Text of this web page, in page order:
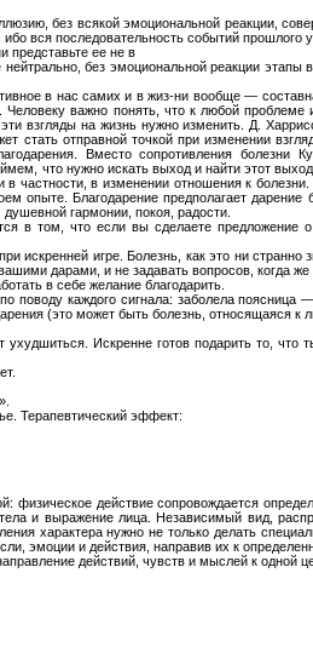
без всякой эмоциональной реакции,
вся последовательность событий прошлого
представьте ее не в
без эмоциональной реакции этапы
в нас самих и в жиз-ни вообще —
важно понять, что к любой
взгляды на жизнь нужно изменить. Д.
стать отправной точкой при изменении
Вместо сопротивления болезни
что нужно искать выход и найти этот
частности, в изменении отношения к
опыте. Благодарение предполагает
гармонии, покоя, радости.
в том, что если вы сделаете предложение
искренней игре. Болезнь, как это ни
дарами, и не задавать вопросов, когда же
в себе желание благодарить.
поводу каждого сигнала: заболела поясница
(это может быть болезнь, относящаяся к
Искренне готов подарить то,
Терапевтический эффект:
физическое действие сопровождается
и выражение лица. Независимый вид,
характера нужно не только делать
эмоции и действия, направив их к
действий, чувств и мыслей к одной